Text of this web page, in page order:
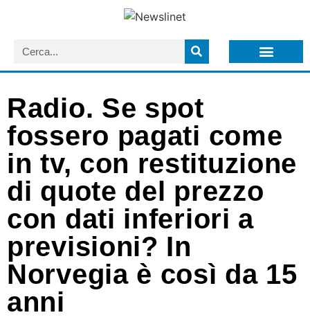
Radio. Se spot
fossero pagati come
in tv, con restituzione
di quote del prezzo
con dati inferiori a
previsioni? In
Norvegia è così da 15
anni